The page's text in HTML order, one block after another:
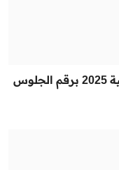
نتيجة الشهادة الإعدادية محافظة الغربية 2025 برقم الجلوس